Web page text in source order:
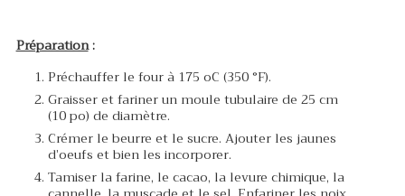
Préparation:
Préchauffer le four à 175 oC (350 °F).
Graisser et fariner un moule tubulaire de 25 cm
(10 po) de diamètre.
Crémer le beurre et le sucre. Ajouter les jaunes
d’oeufs et bien les incorporer.
Tamiser la farine, le cacao, la levure chimique, la